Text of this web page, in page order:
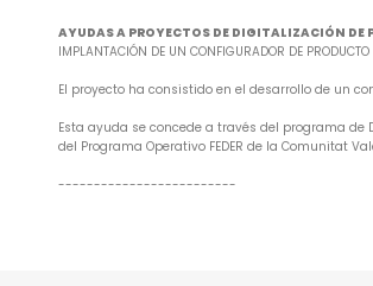
AYUDAS A PROYECTOS DE DIGITALIZACIÓN
IMPLANTACIÓN DE UN CONFIGURADOR DE
El proyecto ha consistido en el desarrollo de un
Esta ayuda se concede a través del programa de
del Programa Operativo FEDER de la Comunitat
-------------------------